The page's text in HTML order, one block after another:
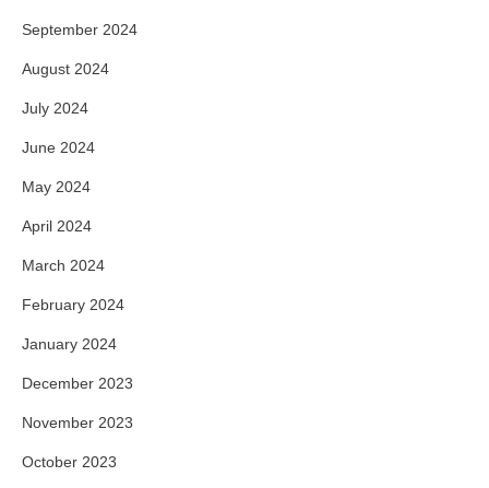
September 2024
August 2024
July 2024
June 2024
May 2024
April 2024
March 2024
February 2024
January 2024
December 2023
November 2023
October 2023